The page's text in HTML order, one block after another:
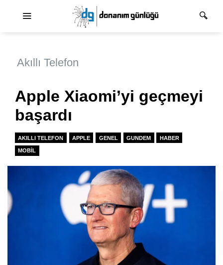
Akıllı Telefon
Apple Xiaomi’yi geçmeyi
başardı
AKILLI TELEFON APPLE GENEL GUNDEM HABER
MOBIL